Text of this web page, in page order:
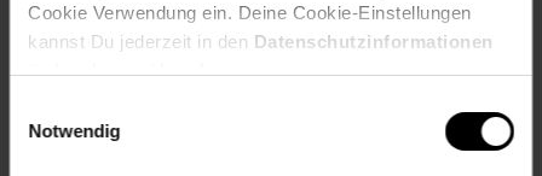
Cookie Verwendung ein. Deine Cookie-Einstellungen
kannst Du jederzeit in den Datenschutzinformationen
ändern bzw. widerrufen.
Notwendig
Rezeptwelt Karriere